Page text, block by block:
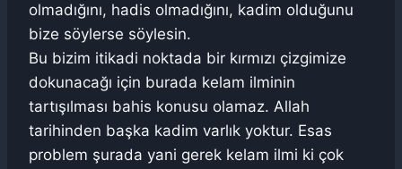
olmadığını, hadis olmadığını, kadim olduğunu
bize söylerse söylesin.
Bu bizim itikadi noktada bir kırmızı çizgimize
dokunacağı için burada kelam ilminin
tartışılması bahis konusu olamaz. Allah
tarihinden başka kadim varlık yoktur. Esas
problem şurada yani gerek kelam ilmi ki çok